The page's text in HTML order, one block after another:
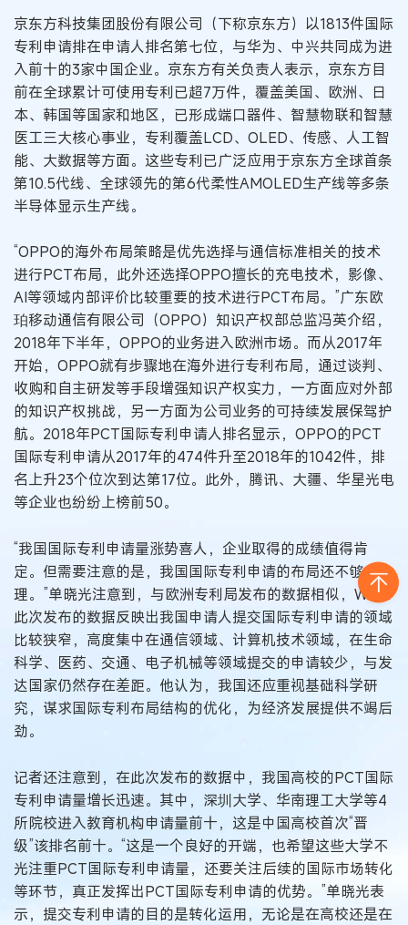
京东方科技集团股份有限公司（下称京东方）以1813件国际
专利申请排在申请人排名第七位，与华为、中兴共同成为进
入前十的3家中国企业。京东方有关负责人表示，京东方目
前在全球累计可使用专利已超7万件，覆盖美国、欧洲、日
本、韩国等国家和地区，已形成端口器件、智慧物联和智慧
医工三大核心事业，专利覆盖LCD、OLED、传感、人工智
能、大数据等方面。这些专利已广泛应用于京东方全球首条
第10.5代线、全球领先的第6代柔性AMOLED生产线等多条
半导体显示生产线。
“OPPO的海外布局策略是优先选择与通信标准相关的技术
进行PCT布局，此外还选择OPPO擅长的充电技术，影像、
AI等领域内部评价比较重要的技术进行PCT布局。”广东欧
珀移动通信有限公司（OPPO）知识产权部总监冯英介绍，
2018年下半年，OPPO的业务进入欧洲市场。而从2017年
开始，OPPO就有步骤地在海外进行专利布局，通过谈判、
收购和自主研发等手段增强知识产权实力，一方面应对外部
的知识产权挑战，另一方面为公司业务的可持续发展保驾护
航。2018年PCT国际专利申请人排名显示，OPPO的PCT
国际专利申请从2017年的474件升至2018年的1042件，排
名上升23个位次到达第17位。此外，腾讯、大疆、华星光电
等企业也纷纷上榜前50。
“我国国际专利申请量涨势喜人，企业取得的成绩值得肯
定。但需要注意的是，我国国际专利申请的布局还不够合
理。”单晓光注意到，与欧洲专利局发布的数据相似，WIPO
此次发布的数据反映出我国申请人提交国际专利申请的领域
比较狭窄，高度集中在通信领域、计算机技术领域，在生命
科学、医药、交通、电子机械等领域提交的申请较少，与发
达国家仍然存在差距。他认为，我国还应重视基础科学研
究，谋求国际专利布局结构的优化，为经济发展提供不竭后
劲。
记者还注意到，在此次发布的数据中，我国高校的PCT国际
专利申请量增长迅速。其中，深圳大学、华南理工大学等4
所院校进入教育机构申请量前十，这是中国高校首次“晋
级”该排名前十。“这是一个良好的开端，也希望这些大学不
光注重PCT国际专利申请量，还要关注后续的国际市场转化
等环节，真正发挥出PCT国际专利申请的优势。”单晓光表
示，提交专利申请的目的是转化运用，无论是在高校还是在